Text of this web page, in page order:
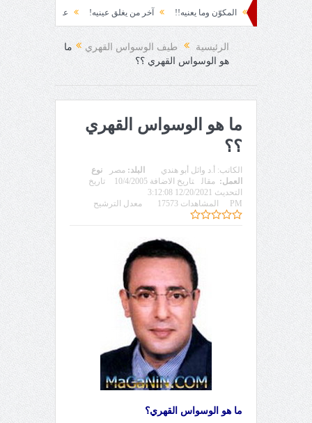
المكوّن وما يعنيه!! آخر من يغلق عينيه! عباس محمود العقاد!!
الرئيسية طيف الوسواس القهري
ما
هو الوسواس القهري ؟؟
ما هو الوسواس القهري
؟؟
الكاتب: أ.د وائل أبو هندي البلد: مصر
نوع
العمل: مقال تاريخ الاضافة 10/4/2005
تاريخ
التحديث 12/20/2021 3:12:08
PM
المشاهدات 17573 معدل الترشيح
ما هو الوسواس القهري؟